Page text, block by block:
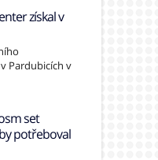
získal v
Pardubicích v
set
potřeboval